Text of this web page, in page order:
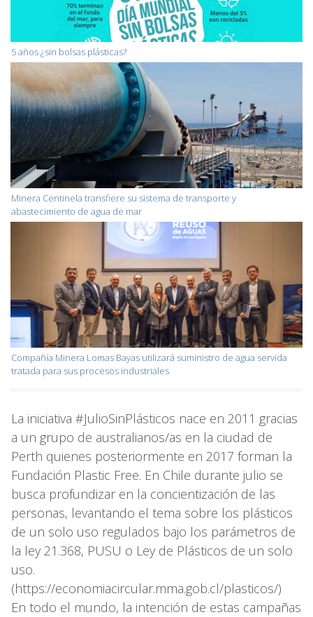
5 años ¿sin bolsas plásticas?
Minera Centinela transfiere su sistema de transporte y
abastecimiento de agua de mar
Compañía Minera Lomas Bayas utilizará suministro de agua servida
tratada para sus procesos industriales
La iniciativa #JulioSinPlásticos nace en 2011 gracias
a un grupo de australianos/as en la ciudad de
Perth quienes posteriormente en 2017 forman la
Fundación Plastic Free. En Chile durante julio se
busca profundizar en la concientización de las
personas, levantando el tema sobre los plásticos
de un solo uso regulados bajo los parámetros de
la ley 21.368, PUSU o Ley de Plásticos de un solo
uso.
(https://economiacircular.mma.gob.cl/plasticos/)
En todo el mundo, la intención de estas campañas